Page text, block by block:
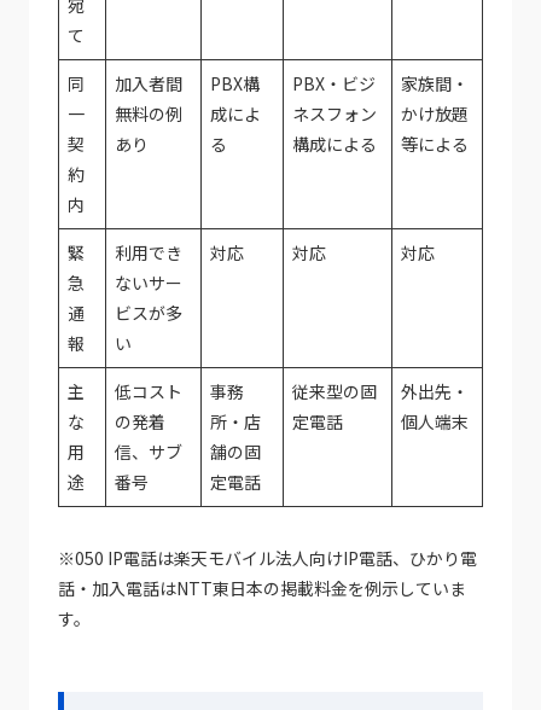
宛
て
同
一
契
約
内
加入者間
無料の例
あり
PBX構
成によ
る
PBX・ビジ
ネスフォン
構成による
家族間・
かけ放題
等による
緊
急
通
報
利用でき
ないサー
ビスが多
い
対応 対応 対応
主
な
用
途
低コスト
の発着
信、サブ
番号
事務
所・店
舗の固
定電話
従来型の固
定電話
外出先・
個人端末
※050 IP電話は楽天モバイル法人向けIP電話、ひかり電
話・加入電話はNTT東日本の掲載料金を例示していま
す。